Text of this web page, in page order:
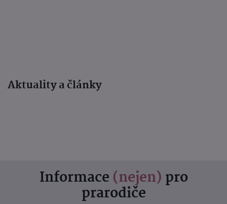
Aktuality a články
Informace (nejen) pro
prarodiče